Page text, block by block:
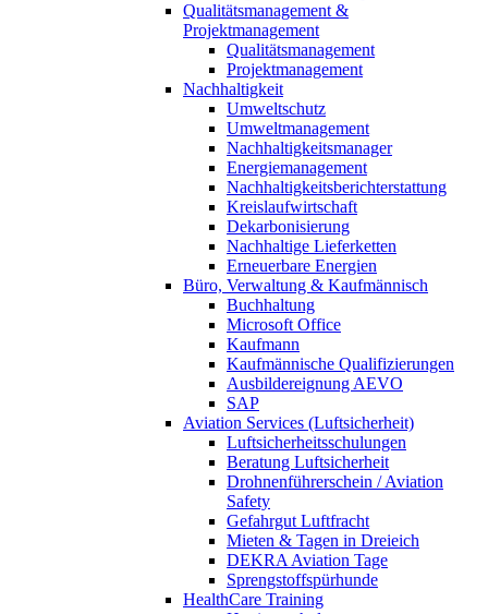
Qualitätsmanagement &
Projektmanagement
Qualitätsmanagement
Projektmanagement
Nachhaltigkeit
Umweltschutz
Umweltmanagement
Nachhaltigkeitsmanager
Energiemanagement
Nachhaltigkeitsberichterstattung
Kreislaufwirtschaft
Dekarbonisierung
Nachhaltige Lieferketten
Erneuerbare Energien
Büro, Verwaltung & Kaufmännisch
Buchhaltung
Microsoft Office
Kaufmann
Kaufmännische Qualifizierungen
Ausbildereignung AEVO
SAP
Aviation Services (Luftsicherheit)
Luftsicherheitsschulungen
Beratung Luftsicherheit
Drohnenführerschein / Aviation
Safety
Gefahrgut Luftfracht
Mieten & Tagen in Dreieich
DEKRA Aviation Tage
Sprengstoffspürhunde
HealthCare Training